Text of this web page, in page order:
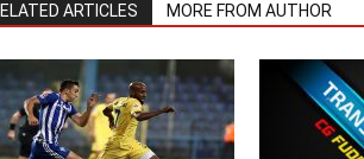
ARTICLES MORE FROM AUTHOR